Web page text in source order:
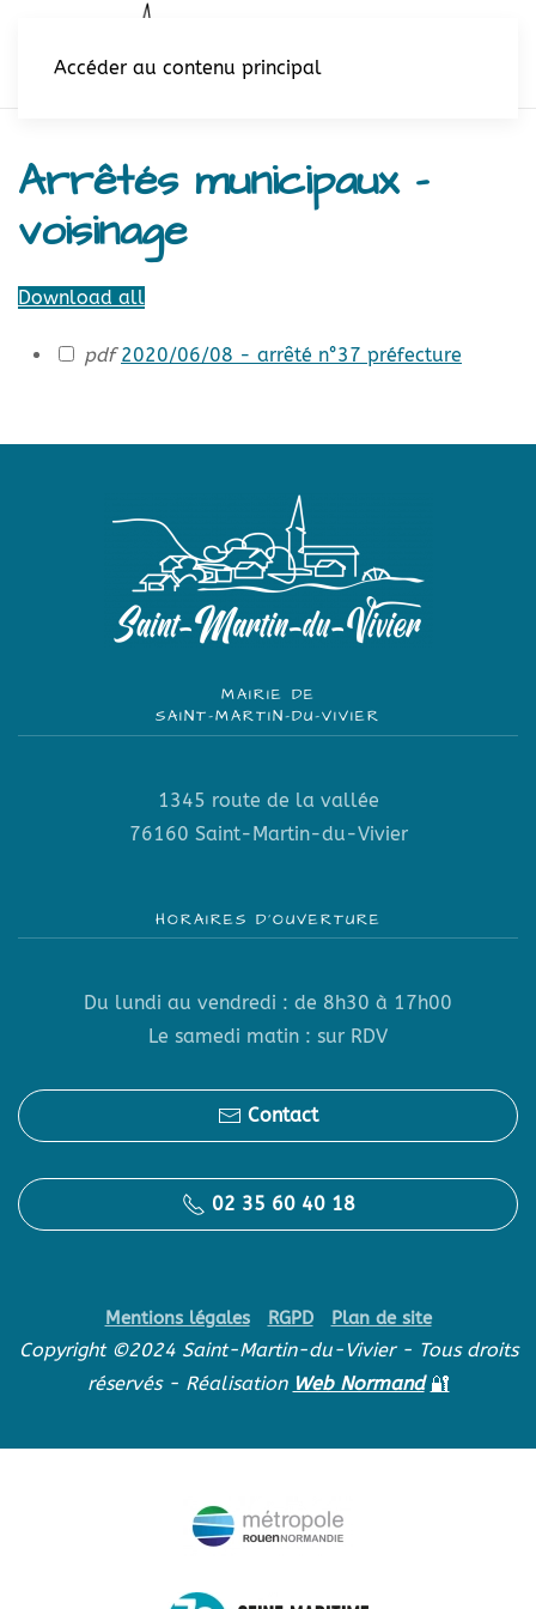
Accéder au contenu principal
Arrêtés municipaux -
voisinage
Download all
pdf 2020/06/08 - arrêté n°37 préfecture
MAIRIE DE
SAINT-MARTIN-DU-VIVIER
1345 route de la vallée
76160 Saint-Martin-du-Vivier
HORAIRES D’OUVERTURE
Du lundi au vendredi : de 8h30 à 17h00
Le samedi matin : sur RDV
Contact
02 35 60 40 18
Mentions légales RGPD Plan de site
Copyright ©2024 Saint-Martin-du-Vivier - Tous droits
réservés - Réalisation Web Normand 🔐